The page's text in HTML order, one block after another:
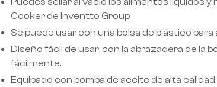
Cooker de Inventto Group
Se puede usar con una bolsa de plástico
Diseño fácil de usar, con la abrazadera de la
fácilmente.
Equipado con bomba de aceite de alta